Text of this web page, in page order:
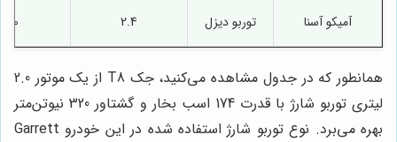
آمیکو آسنا توربو دیزل 2.4
150
همانطور که در جدول مشاهده می‌کنید، جک T8 از یک موتور 2.0
لیتری توربو شارژ با قدرت 174 اسب بخار و گشتاور 320 نیوتن‌متر
بهره می‌برد. نوع توربو شارژ استفاده شده در این خودرو Garrett